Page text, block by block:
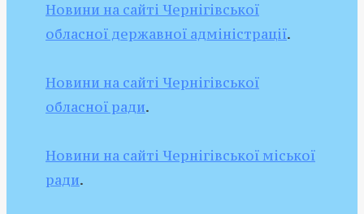
Новини на сайті Чернігівської
обласної державної адміністрації.
Новини на сайті Чернiгiвської
обласної ради.
Новини на сайті Чернігівської міської
ради.